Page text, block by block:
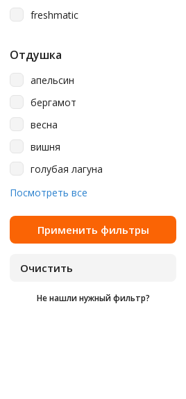
freshmatic
Отдушка
апельсин
бергамот
весна
вишня
голубая лагуна
гранат
грейпфрут
женьшень
лимон
Посмотреть все
Не нашли нужный фильтр?